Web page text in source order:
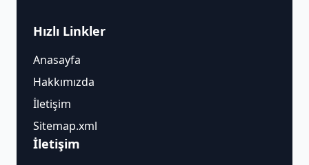
Hızlı Linkler
Anasayfa
Hakkımızda
İletişim
Sitemap.xml
İletişim